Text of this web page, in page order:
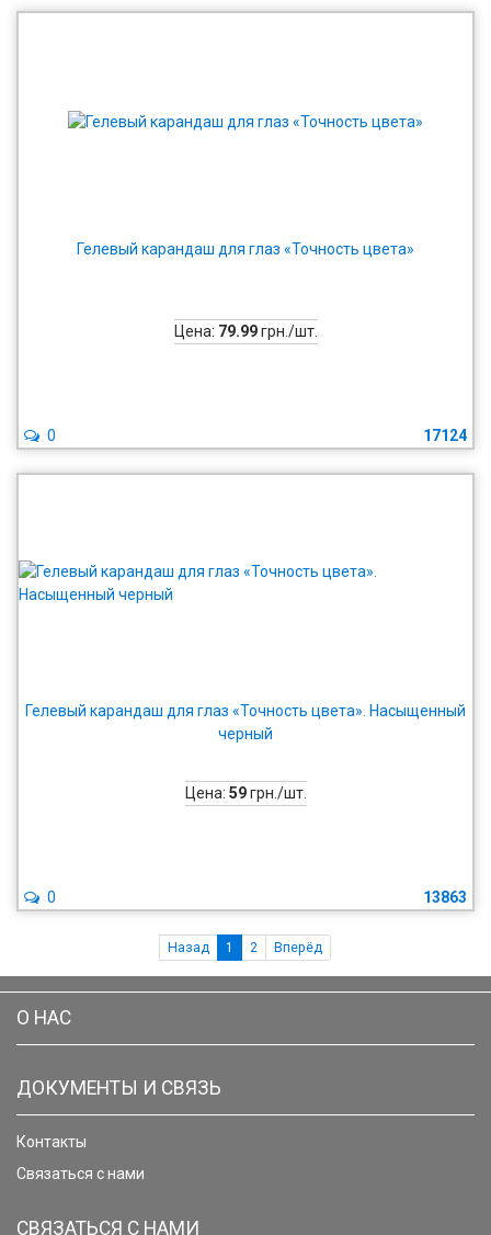
Гелевый карандаш для глаз «Точность цвета»
Цена: 79.99грн./шт.
17124
0
Гелевый карандаш для глаз «Точность цвета». Насыщенный
черный
Цена: 59грн./шт.
13863
0
Назад 1 2 Вперёд
О НАС
ДОКУМЕНТЫ И СВЯЗЬ
Контакты
Связаться с нами
СВЯЗАТЬСЯ С НАМИ